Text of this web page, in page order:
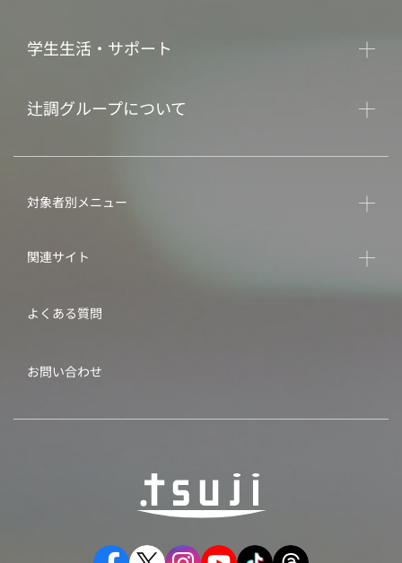
学生生活・サポート
辻調グループについて
対象者別メニュー
関連サイト
よくある質問
お問い合わせ